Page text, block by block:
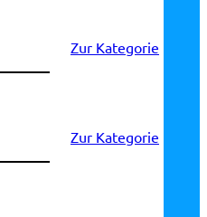
Zur Kategorie
Zur Kategorie